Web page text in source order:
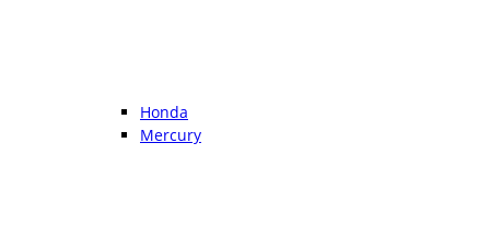
Honda
Mercury